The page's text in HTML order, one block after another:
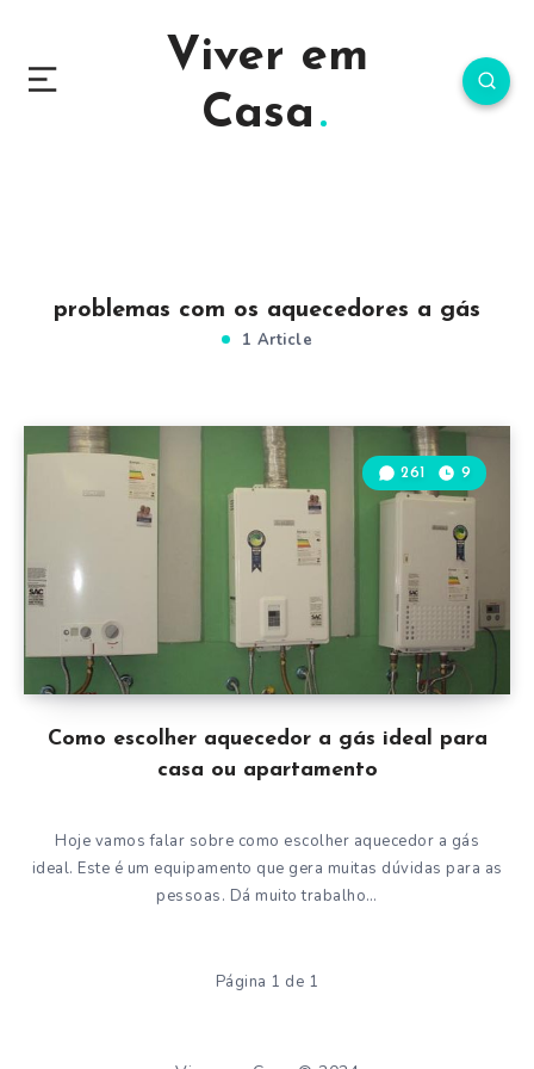
Viver em
Casa
problemas com os aquecedores a gás
1 Article
Como escolher aquecedor a gás ideal para
casa ou apartamento
261 9
Hoje vamos falar sobre como escolher aquecedor a gás
ideal. Este é um equipamento que gera muitas dúvidas para as
pessoas. Dá muito trabalho…
Página 1 de 1